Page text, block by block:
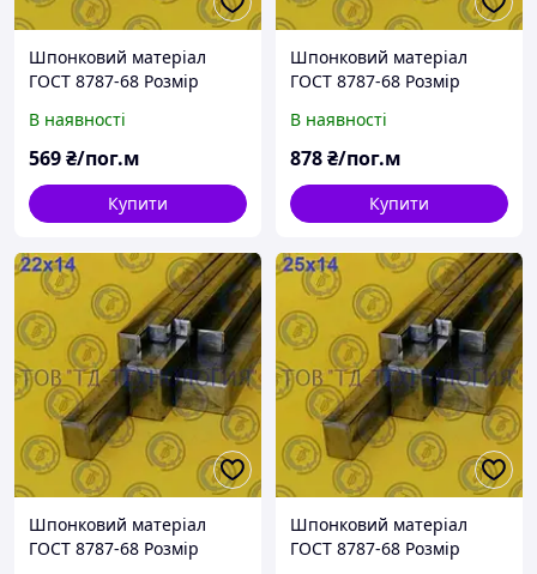
Шпонковий матеріал
ГОСТ 8787-68 Розмір
В наявності
569₴/пог.м
Купити
Шпонковий матеріал
ГОСТ 8787-68 Розмір
В наявності
878₴/пог.м
Купити
Шпонковий матеріал
ГОСТ 8787-68 Розмір
Шпонковий матеріал
ГОСТ 8787-68 Розмір